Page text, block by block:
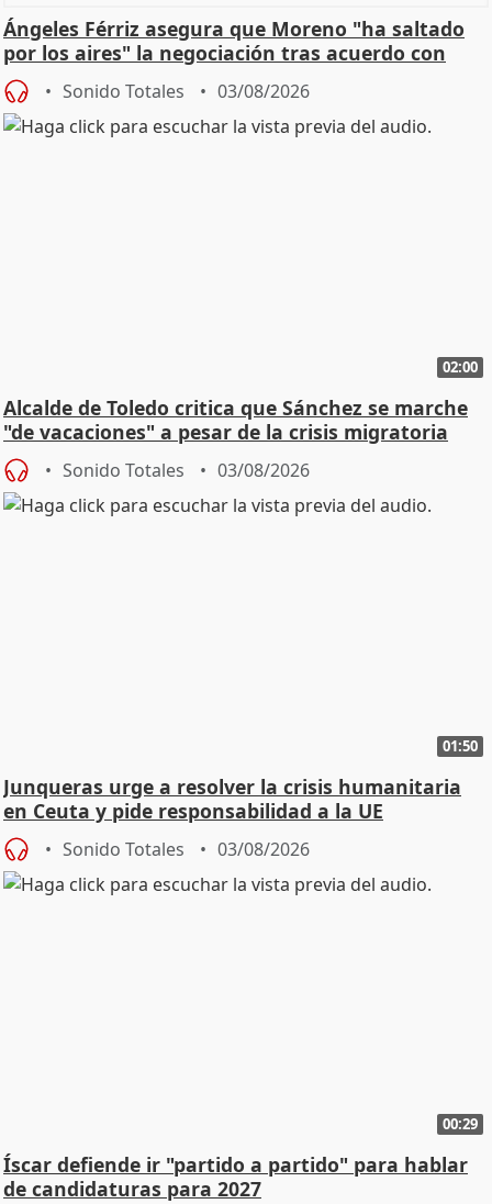
Ángeles Férriz asegura que Moreno "ha saltado
por los aires" la negociación tras acuerdo con
SMA
Sonido Totales 03/08/2026
02:00
Alcalde de Toledo critica que Sánchez se marche
"de vacaciones" a pesar de la crisis migratoria
Sonido Totales 03/08/2026
01:50
Junqueras urge a resolver la crisis humanitaria
en Ceuta y pide responsabilidad a la UE
Sonido Totales 03/08/2026
00:29
Íscar defiende ir "partido a partido" para hablar
de candidaturas para 2027